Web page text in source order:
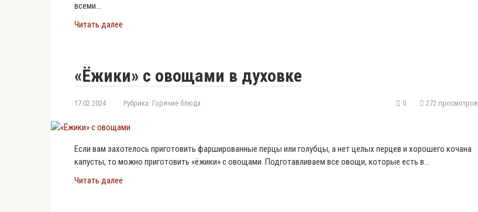
всеми…
Читать далее
«Ёжики» с овощами в духовке
17.02.2024 Рубрика: Горячие блюда 0 272 просмотров
Если вам захотелось приготовить фаршированные перцы или голубцы, а нет целых перцев и хорошего кочана
капусты, то можно приготовить «ёжики» с овощами. Подготавливаем все овощи, которые есть в…
Читать далее